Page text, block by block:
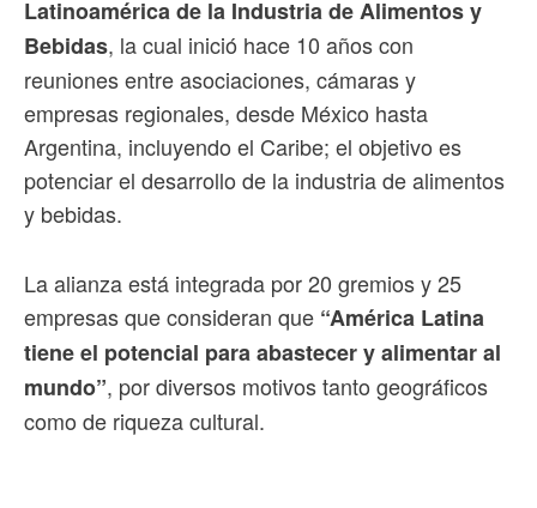
Latinoamérica de la Industria de Alimentos y
Bebidas, la cual inició hace 10 años con
reuniones entre asociaciones, cámaras y
empresas regionales, desde México hasta
Argentina, incluyendo el Caribe; el objetivo es
potenciar el desarrollo de la industria de alimentos
y bebidas.
La alianza está integrada por 20 gremios y 25
empresas que consideran que “América Latina
tiene el potencial para abastecer y alimentar al
mundo”, por diversos motivos tanto geográficos
como de riqueza cultural.